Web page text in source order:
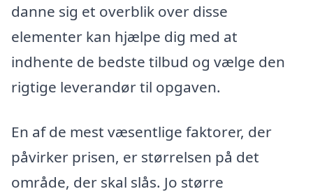
danne sig et overblik over disse
elementer kan hjælpe dig med at
indhente de bedste tilbud og vælge den
rigtige leverandør til opgaven.
En af de mest væsentlige faktorer, der
påvirker prisen, er størrelsen på det
område, der skal slås. Jo større